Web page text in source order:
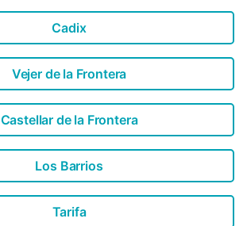
Cadix
Vejer de la Frontera
Castellar de la Frontera
Los Barrios
Tarifa